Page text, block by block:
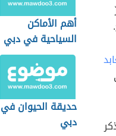
أهم الأماكن
السياحية في دبي
حديقة الحيوان في
دبي